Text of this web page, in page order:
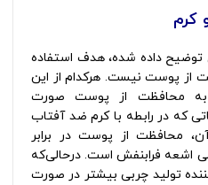
کرم
داده ‌شده، هدف استفاده
از پوست نیست. هرکدام از این
به محافظت از پوست صورت
که در رابطه با کرم ضد آفتاب
محافظت از پوست در برابر
اشعه فرابنفش است. درحالی‌که
تولید چربی بیشتر در صورت